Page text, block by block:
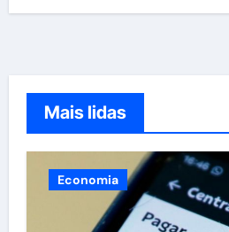
Mais lidas
Economia